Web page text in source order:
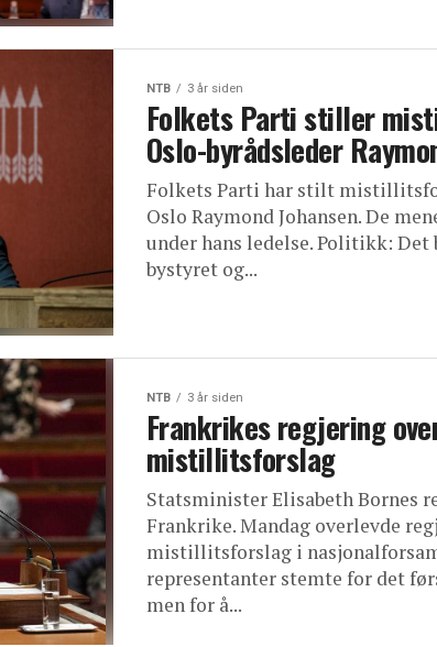
NTB 3 år siden
Folkets Parti stiller
Oslo-byrådsleder
Folkets Parti har stilt
Oslo Raymond Johansen. De
under hans ledelse. Politikk:
bystyret og...
NTB 3 år siden
Frankrikes regjering
mistillitsforslag
Statsminister Elisabeth Bornes
Frankrike. Mandag overlevde
mistillitsforslag i
representanter stemte for det
men for å...